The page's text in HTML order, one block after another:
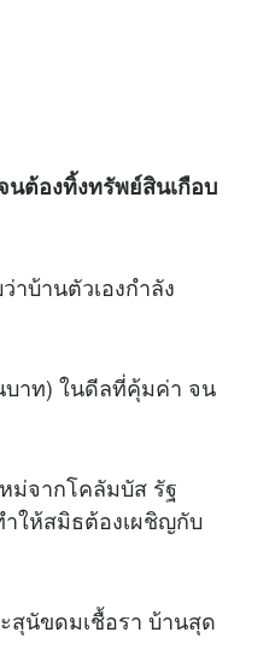
ต้องทิ้งทรัพย์สินเกือบ
บ้านตัวเองกำลัง
บาท) ในดีลที่คุ้มค่า จน
ม่จากโคลัมบัส รัฐ
ำให้สมิธต้องเผชิญกับ
สุนัขดมเชื้อรา บ้านสุด